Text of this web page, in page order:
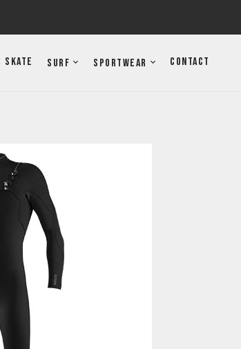
Skate Surf Sportwear Contact